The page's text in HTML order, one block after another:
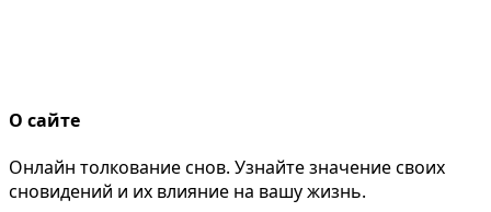
О сайте
Онлайн толкование снов. Узнайте значение своих
сновидений и их влияние на вашу жизнь.